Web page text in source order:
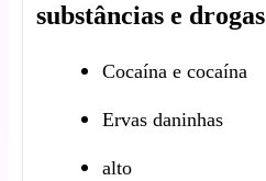
substâncias e drogas
Cocaína e cocaína
Ervas daninhas
alto